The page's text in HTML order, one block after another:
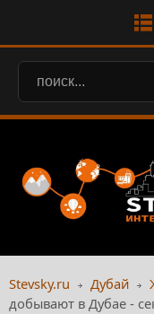
Stevsky.ru Дубай
добывают в Дубае -